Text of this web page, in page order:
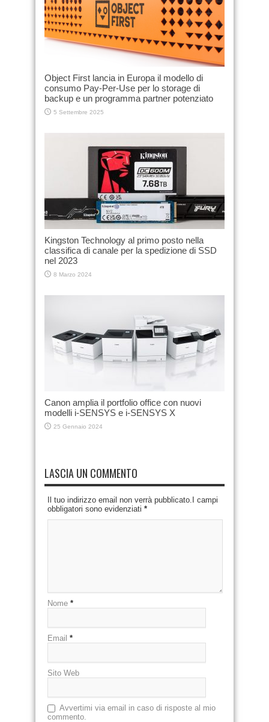
Object First lancia in Europa il modello di
consumo Pay-Per-Use per lo storage di
backup e un programma partner potenziato
5 Settembre 2025
Kingston Technology al primo posto nella
classifica di canale per la spedizione di SSD
nel 2023
8 Marzo 2024
Canon amplia il portfolio office con nuovi
modelli i-SENSYS e i-SENSYS X
25 Gennaio 2024
LASCIA UN COMMENTO
Il tuo indirizzo email non verrà pubblicato.I campi
obbligatori sono evidenziati *
Nome *
Email *
Sito Web
Avvertimi via email in caso di risposte al mio
commento.